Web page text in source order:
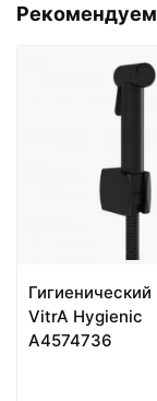
VitrA Hygienic
A4574736